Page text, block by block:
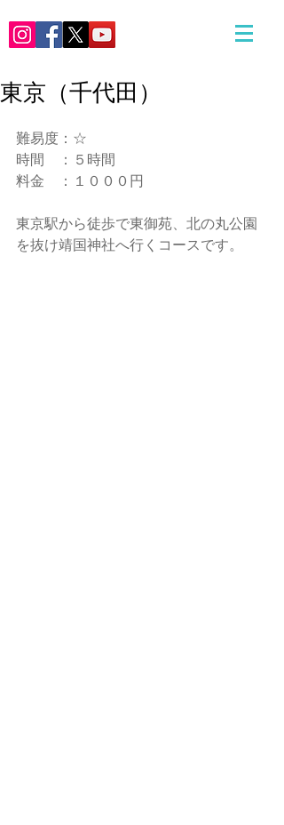
東京（千代田）
難易度：☆
時間　：５時間
料金　：１０００円
東京駅から徒歩で東御苑、北の丸公園
を抜け靖国神社へ行くコースです。